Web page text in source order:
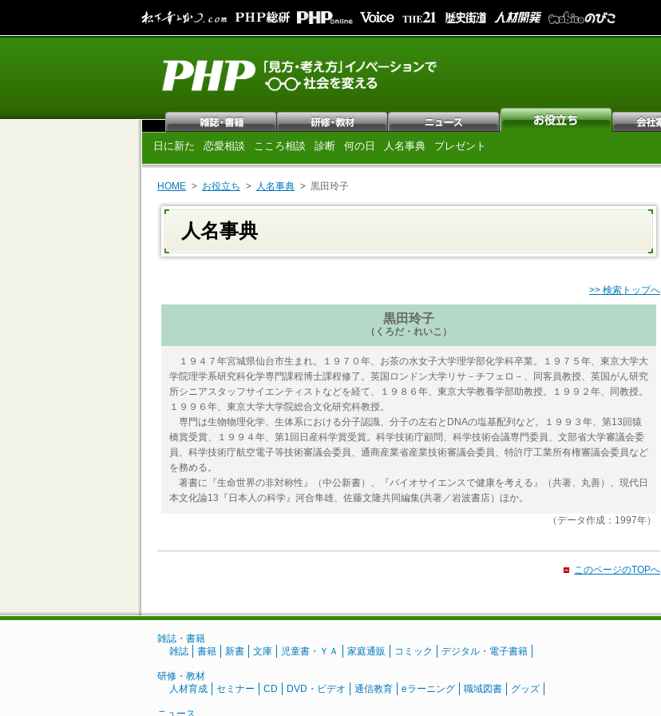
日に新た 恋愛相談 こころ相談 診断 何の日 人名事典 プレゼント
HOME お役立ち 人名事典 黒田玲子
人名事典
>> 検索トップへ
黒田玲子
（くろだ・れいこ）
１９４７年宮城県仙台市生まれ。１９７０年、お茶の水女子大学理学部化学科卒業。１９７５年、東京大学大
学院理学系研究科化学専門課程博士課程修了。英国ロンドン大学リサ－チフェロ－、同客員教授、英国がん研究
所シニアスタッフサイエンティストなどを経て、１９８６年、東京大学教養学部助教授。１９９２年、同教授。
１９９６年、東京大学大学院総合文化研究科教授。
専門は生物物理化学、生体系における分子認識、分子の左右とDNAの塩基配列など。１９９３年、第13回猿
橋賞受賞、１９９４年、第1回日産科学賞受賞。科学技術庁顧問、科学技術会議専門委員、文部省大学審議会委
員、科学技術庁航空電子等技術審議会委員、通商産業省産業技術審議会委員、特許庁工業所有権審議会委員など
を務める。
著書に『生命世界の非対称性』（中公新書）、『バイオサイエンスで健康を考える』（共著、丸善）、現代日
本文化論13『日本人の科学』河合隼雄、佐藤文隆共同編集(共著／岩波書店）ほか。
（データ作成：1997年）
このページのTOPへ
雑誌・書籍
雑誌
書籍 新書 文庫 児童書・ＹＡ 家庭通販 コミック デジタル・電子書籍
研修・教材
人材育成
セミナー CD DVD・ビデオ 通信教育 eラーニング 職域図書 グッズ
ニュース